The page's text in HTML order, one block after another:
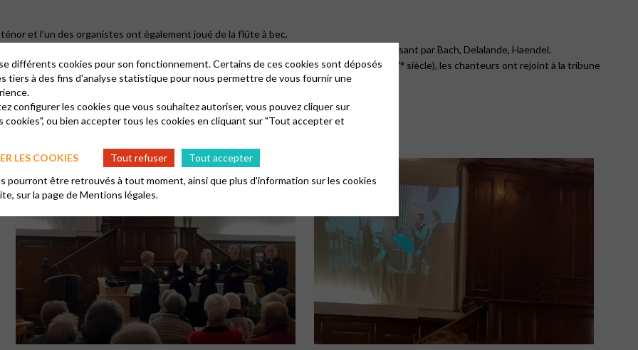
et l’un des organistes ont également joué de la flûte à bec.
et de Noël, de compositeurs allant de Victoria (17° siècle) à Wesley(18°siècle) en passant par Bach, Delalande, Haendel.
belle interprétation de « L’ode pour l’anniversaire de la Reine Mary » de Henry Purcell (17° siècle), les chanteurs ont rejoint à la tribune
en chœur par l’assistance.
différents cookies pour son fonctionnement. Certains de ces cookies sont déposés
tiers à des fins d'analyse statistique pour nous permettre de vous fournir une
configurer les cookies que vous souhaitez autoriser, vous pouvez cliquer sur
cookies", ou bien accepter tous les cookies en cliquant sur "Tout accepter et
LES COOKIES
Tout refuser
Tout accepter
pourront être retrouvés à tout moment, ainsi que plus d'information sur les cookies
sur la page deMentions légales.